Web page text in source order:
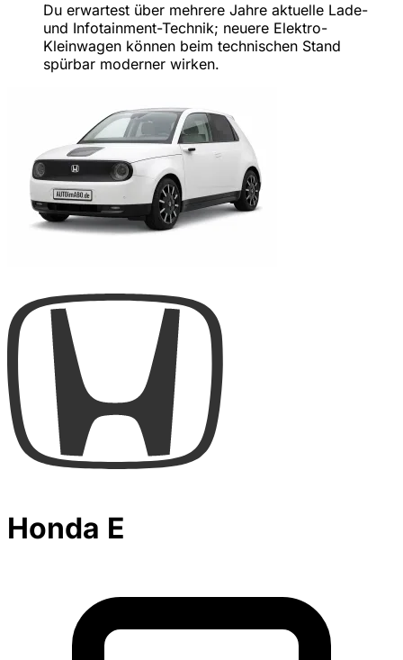
Du erwartest über mehrere Jahre aktuelle Lade-
und Infotainment-Technik; neuere Elektro-
Kleinwagen können beim technischen Stand
spürbar moderner wirken.
Honda E